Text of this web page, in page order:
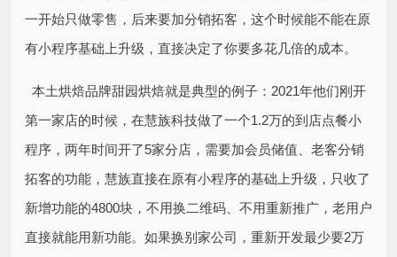
一开始只做零售，后来要加分销拓客，这个时候能不能在原
有小程序基础上升级，直接决定了你要多花几倍的成本。
本土烘焙品牌甜园烘焙就是典型的例子：2021年他们刚开
第一家店的时候，在慧族科技做了一个1.2万的到店点餐小
程序，两年时间开了5家分店，需要加会员储值、老客分销
拓客的功能，慧族直接在原有小程序的基础上升级，只收了
新增功能的4800块，不用换二维码、不用重新推广，老用户
直接就能用新功能。如果换别家公司，重新开发最少要2万